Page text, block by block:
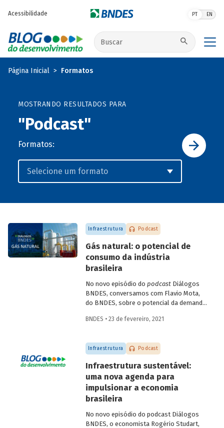
Acessibilidade PT EN
Buscar no site
Página Inicial Formatos
MOSTRANDO RESULTADOS PARA
"Podcast"
Formatos:
Infraestrutura Podcast
Gás natural: o potencial de
consumo da indústria
brasileira
No novo episódio do podcastDiálogos
BNDES, conversamos com Flavio Mota,
do BNDES, sobre o potencial da demanda
conversa passa pela indústria química,
diretora de Economia e Estatística da
Abiquim, e pela siderurgia, com
participação de José Carlos D’Abreu,
conselheiro da ABM e professor emérito
da PUC-Rio e do IME, e Marco Polo de
Mello Lopes, presidente-executivo do
Instituto Aço Brasil.
BNDES • 23 de fevereiro, 2021
Infraestrutura Podcast
Infraestrutura sustentável:
uma nova agenda para
impulsionar a economia
brasileira
No novo episódio do podcast Diálogos
BNDES, o economista Rogério Studart,